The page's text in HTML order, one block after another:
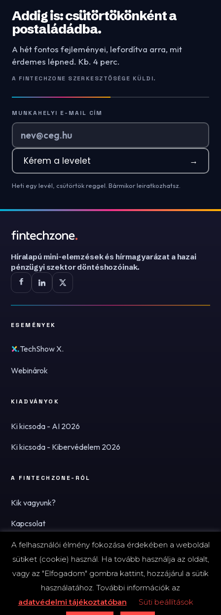
Addig is: csütörtökönként a
postaládádba.
A hét fontos fejleményei, lefordítva arra, mit
érdemes lépned. Kb. 4 perc.
A FINTECHZONE SZERKESZTŐSÉGE KÜLDI.
MUNKAHELYI E-MAIL CÍM
Kérem a levelet →
Heti egy levél, csütörtök reggel. Bármikor leiratkozhatsz.
Híralapú mini-elemzések és hírmagyarázat a hazai
pénzügyi szektor döntéshozóinak.
ESEMÉNYEK
TechShow X.
Webinárok
KIADVÁNYOK
Ki kicsoda - AI 2026
Ki kicsoda - Kibervédelem 2026
A FINTECHZONE-RÓL
Kik vagyunk?
Kapcsolat
Hírlevél
© 2026 FinTechZone.hu - A FinTech Group Kft.
Adatvédelmi tájékoztató (PDF)Süti-beállítások
A felhasználói élmény fokozása érdekében a weboldal
sütiket (cookie) használ. Ha tovább használja az oldalt,
vagy az "Elfogadom" gombra kattint, hozzájárul a sütik
használatához. További információk az
adatvédelmi tájékoztatóban
Süti beállítások